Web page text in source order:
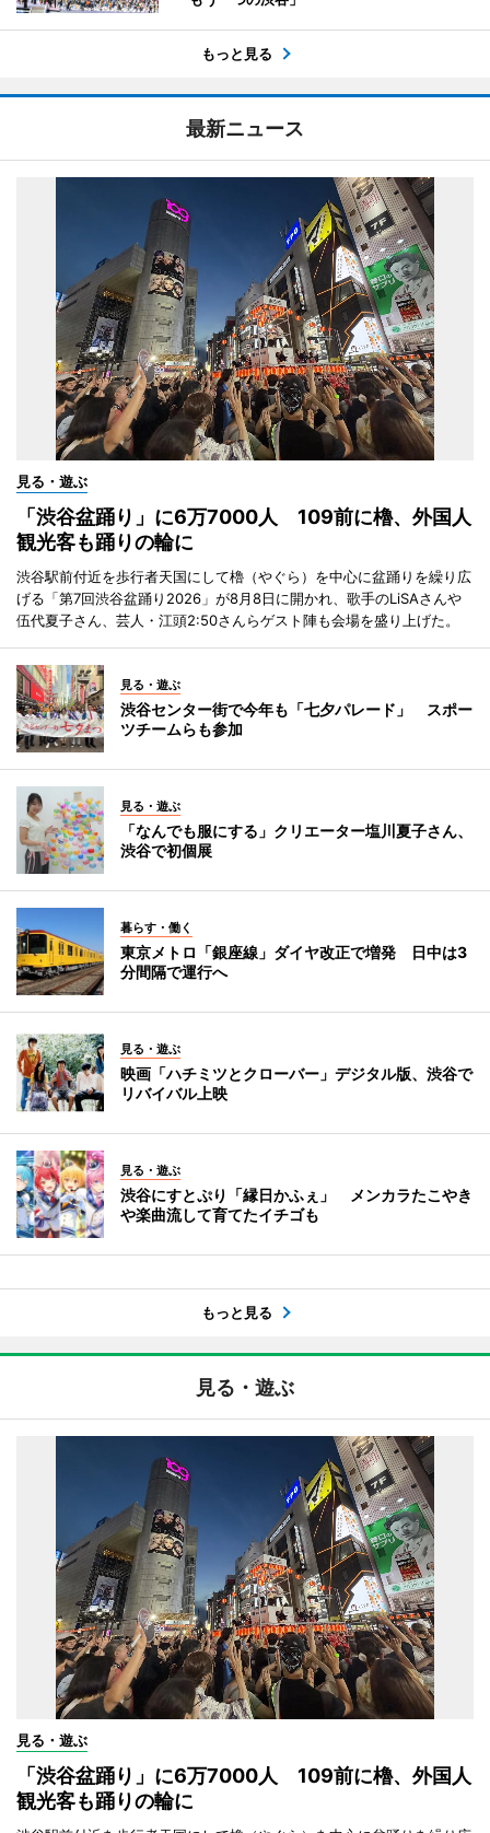
もっと見る
最新ニュース
見る・遊ぶ
「渋谷盆踊り」に6万7000人 109前に櫓、外国人
観光客も踊りの輪に
渋谷駅前付近を歩行者天国にして櫓（やぐら）を中心に盆踊りを繰り広
げる「第7回渋谷盆踊り2026」が8月8日に開かれ、歌手のLiSAさんや
伍代夏子さん、芸人・江頭2:50さんらゲスト陣も会場を盛り上げた。
見る・遊ぶ
渋谷センター街で今年も「七夕パレード」 スポー
ツチームらも参加
見る・遊ぶ
「なんでも服にする」クリエーター塩川夏子さん、
渋谷で初個展
暮らす・働く
東京メトロ「銀座線」ダイヤ改正で増発 日中は3
分間隔で運行へ
見る・遊ぶ
映画「ハチミツとクローバー」デジタル版、渋谷で
リバイバル上映
見る・遊ぶ
渋谷にすとぷり「縁日かふぇ」 メンカラたこやき
や楽曲流して育てたイチゴも
もっと見る
見る・遊ぶ
見る・遊ぶ
「渋谷盆踊り」に6万7000人 109前に櫓、外国人
観光客も踊りの輪に